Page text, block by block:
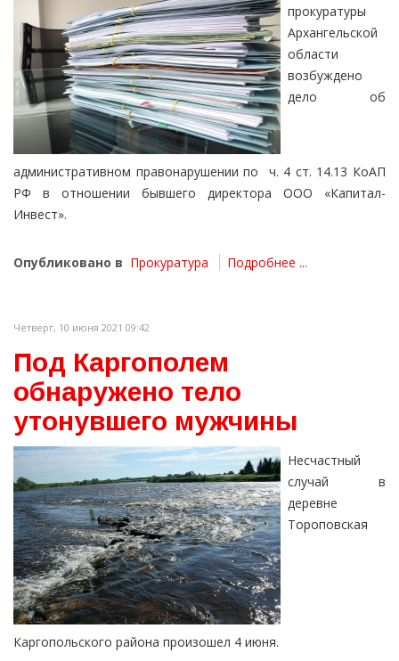
прокуратуры
Архангельской
области
возбуждено
дело об
административном правонарушении по ч. 4 ст. 14.13 КоАП
РФ в отношении бывшего директора ООО «Капитал-
Инвест».
Опубликовано в Прокуратура Подробнее ...
Четверг, 10 июня 2021 09:42
Под Каргополем
обнаружено тело
утонувшего мужчины
Несчастный
случай в
деревне
Тороповская
Каргопольского района произошел 4 июня.